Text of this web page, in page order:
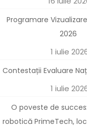
Programare
2026
1 iulie
Contestații Evaluare
1 iulie
O poveste de
robotică PrimeTech,